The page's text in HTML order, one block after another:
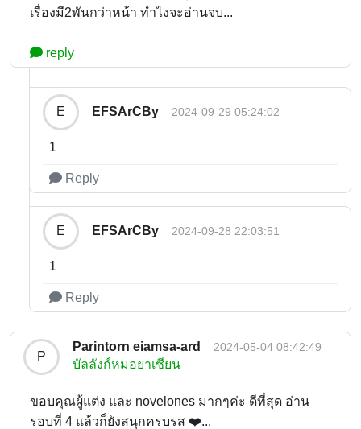
เรื่องมี2พันกว่าหน้า ทำไงจะอ่านจบ...
reply
E EFSArCBy 2024-09-29 05:24:02
1
Reply
E EFSArCBy 2024-09-28 22:03:51
1
Reply
P
Parintorn eiamsa-ard 2024-05-04 08:42:49
บัลลังก์หมอยาเซียน
ขอบคุณผู้แต่ง และ novelones มากๆค่ะ ดีที่สุด อ่าน
รอบที่ 4 แล้วก็ยังสนุกครบรส ❤️...